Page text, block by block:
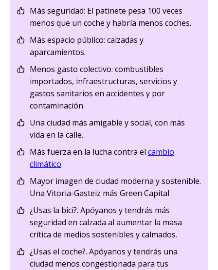
Más seguridad: El patinete pesa 100 veces
menos que un coche y habría menos coches.
Más espacio público: calzadas y
aparcamientos.
Menos gasto colectivo: combustibles
importados, infraestructuras, servicios y
gastos sanitarios en accidentes y por
contaminación.
Una ciudad más amigable y social, con más
vida en la calle.
Más fuerza en la lucha contra el cambio
climático.
Mayor imagen de ciudad moderna y sostenible.
Una Vitoria-Gasteiz más Green Capital
¿Usas la bici?. Apóyanos y tendrás más
seguridad en calzada al aumentar la masa
crítica de medios sostenibles y calmados.
¿Usas el coche?. Apóyanos y tendrás una
ciudad menos congestionada para tus